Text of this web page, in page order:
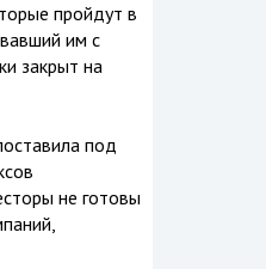
пройдут в
им с
закрыт на
под
не готовы